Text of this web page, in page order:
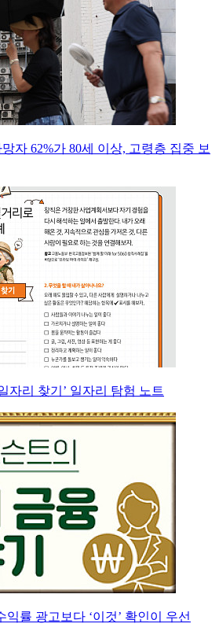
자 62%가 80세 이상, 고령층 집중 보
자리 찾기’ 일자리 탐험 노트
익률 광고보다 ‘이것’ 확인이 우선